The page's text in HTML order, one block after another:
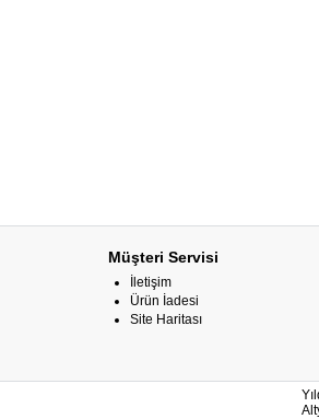
Müşteri Servisi
İletişim
Ürün İadesi
Site Haritası